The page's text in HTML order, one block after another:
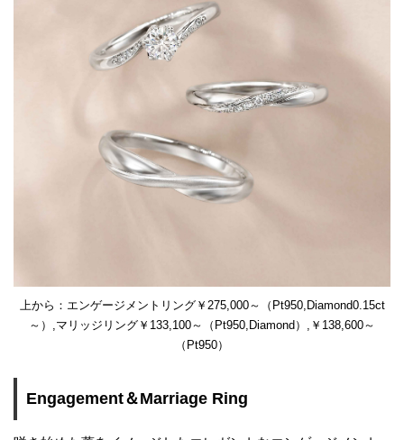
上から：エンゲージメントリング￥275,000～（Pt950,Diamond0.15ct
～）,マリッジリング￥133,100～（Pt950,Diamond）,￥138,600～
（Pt950）
Engagement＆Marriage Ring